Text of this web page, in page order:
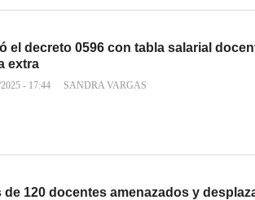
el decreto 0596 con tabla salarial
extra
- 17:44 SANDRA VARGAS
de 120 docentes amenazados y